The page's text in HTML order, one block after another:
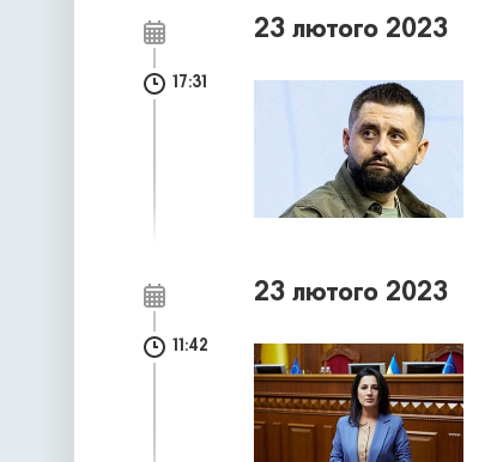
23 лютого 2023
17:31
23 лютого 2023
11:42